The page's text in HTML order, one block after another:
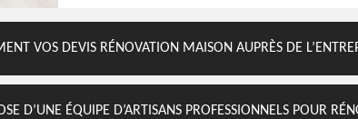
VOS DEVIS RÉNOVATION MAISON AUPRÈS DE
D’UNE ÉQUIPE D’ARTISANS PROFESSIONNELS POUR